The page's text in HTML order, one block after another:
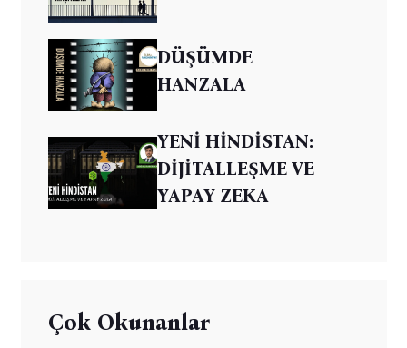
DÜŞÜMDE
HANZALA
YENİ HİNDİSTAN:
DİJİTALLEŞME VE
YAPAY ZEKA
Çok Okunanlar